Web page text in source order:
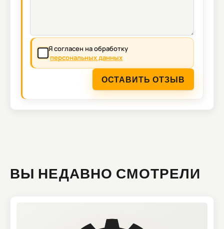
Я согласен на обработку
персональных данных
ОСТАВИТЬ ОТЗЫВ
ВЫ НЕДАВНО СМОТРЕЛИ